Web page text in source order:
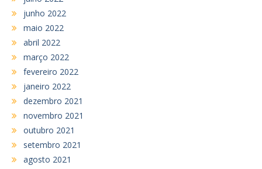
junho 2022
maio 2022
abril 2022
março 2022
fevereiro 2022
janeiro 2022
dezembro 2021
novembro 2021
outubro 2021
setembro 2021
agosto 2021